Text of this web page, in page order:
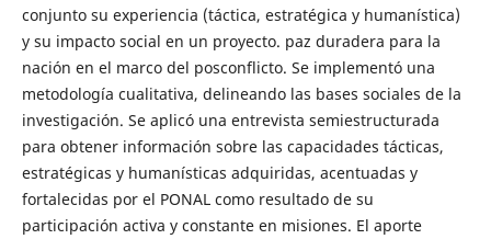
conjunto su experiencia (táctica, estratégica y humanística)
y su impacto social en un proyecto. paz duradera para la
nación en el marco del posconflicto. Se implementó una
metodología cualitativa, delineando las bases sociales de la
investigación. Se aplicó una entrevista semiestructurada
para obtener información sobre las capacidades tácticas,
estratégicas y humanísticas adquiridas, acentuadas y
fortalecidas por el PONAL como resultado de su
participación activa y constante en misiones. El aporte